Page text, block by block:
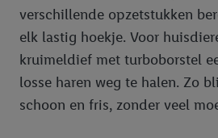
verschillende opzetstukken
elk lastig hoekje. Voor
kruimeldief met turboborstel
losse haren weg te halen. Zo
schoon en fris, zonder veel
identificatiegegevens/
SA beschikt, meerdere eindapparaten
kunnen worden toegewezen.
Onder “Aanpassen” kunt u individuele
meer informatie vinden over de
Door op “weigeren” te klikken, kunt u